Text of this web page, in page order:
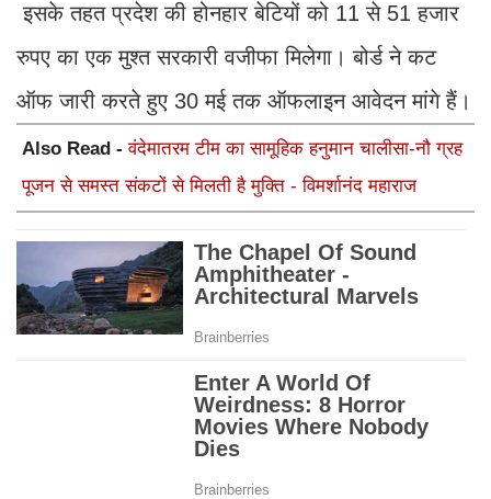
इसके तहत प्रदेश की होनहार बेटियों को 11 से 51 हजार
रुपए का एक मुश्त सरकारी वजीफा मिलेगा। बोर्ड ने कट
ऑफ जारी करते हुए 30 मई तक ऑफलाइन आवेदन मांगे हैं।
Also Read -वंदेमातरम टीम का सामूहिक हनुमान चालीसा-नौ ग्रह
पूजन से समस्त संकटों से मिलती है मुक्ति - विमर्शानंद महाराज